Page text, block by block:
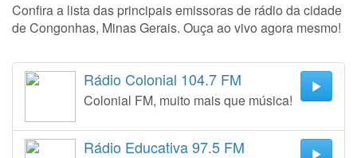
Confira a lista das principais emissoras de rádio da cidade
de Congonhas, Minas Gerais. Ouça ao vivo agora mesmo!
Rádio Colonial 104.7 FM
Colonial FM, muito mais que música!
Rádio Educativa 97.5 FM